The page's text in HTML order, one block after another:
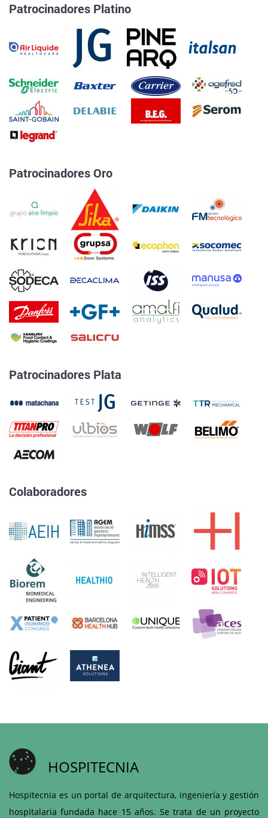
Patrocinadores Platino
Patrocinadores Oro
Patrocinadores Plata
Colaboradores
HOSPITECNIA
Hospitecnia es un portal de arquitectura, ingeniería y gestión
hospitalaria fundada hace 15 años. Se trata de un proyecto